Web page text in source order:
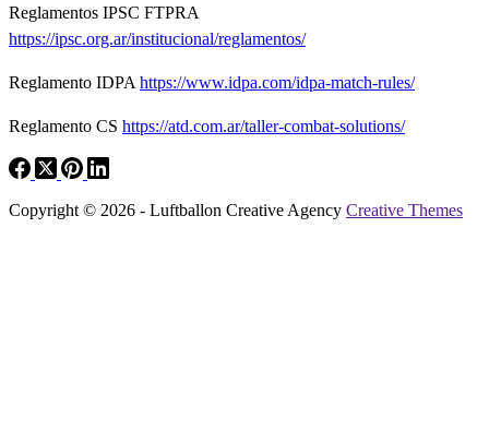
Reglamentos IPSC FTPRA
https://ipsc.org.ar/institucional/reglamentos/
Reglamento IDPA https://www.idpa.com/idpa-match-rules/
Reglamento CS https://atd.com.ar/taller-combat-solutions/
Copyright © 2026 - Luftballon Creative Agency Creative Themes